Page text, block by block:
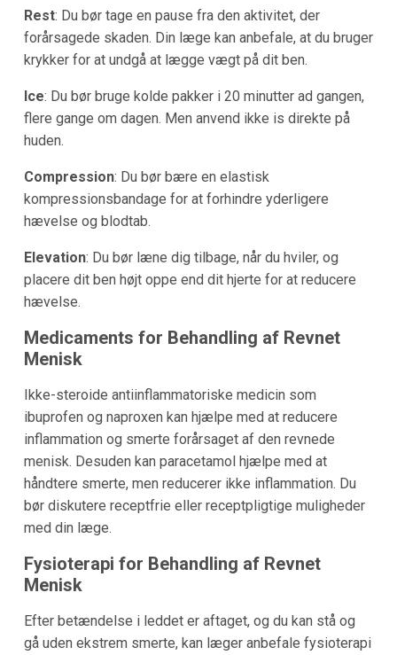
Rest: Du bør tage en pause fra den aktivitet, der
forårsagede skaden. Din læge kan anbefale, at du bruger
krykker for at undgå at lægge vægt på dit ben.
Ice: Du bør bruge kolde pakker i 20 minutter ad gangen,
flere gange om dagen. Men anvend ikke is direkte på
huden.
Compression: Du bør bære en elastisk
kompressionsbandage for at forhindre yderligere
hævelse og blodtab.
Elevation: Du bør læne dig tilbage, når du hviler, og
placere dit ben højt oppe end dit hjerte for at reducere
hævelse.
Medicaments for Behandling af Revnet
Menisk
Ikke-steroide antiinflammatoriske medicin som
ibuprofen og naproxen kan hjælpe med at reducere
inflammation og smerte forårsaget af den revnede
menisk. Desuden kan paracetamol hjælpe med at
håndtere smerte, men reducerer ikke inflammation. Du
bør diskutere receptfrie eller receptpligtige muligheder
med din læge.
Fysioterapi for Behandling af Revnet
Menisk
Efter betændelse i leddet er aftaget, og du kan stå og
gå uden ekstrem smerte, kan læger anbefale fysioterapi